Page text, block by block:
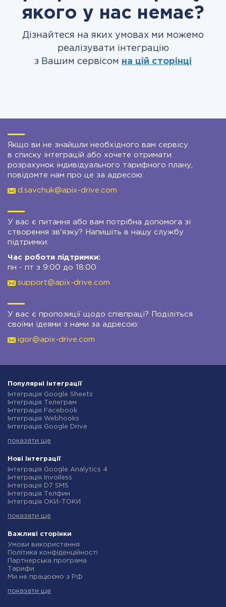
якого у нас немає?
Дізнайтеся на яких умовах ми можемо
реалізувати інтеграцію
з Вашим сервісом на цій сторінці
Якщо ви не знайшли необхідного вам сервісу
в списку інтеграцій або хочете отримати
розрахунок індивідуального тарифного плану,
повідомте нам про це за адресою:
d.savchuk@apix-drive.com
У вас є питання або вам потрібна допомога зі
створення зв'язку? Напишіть в нашу службу
підтримки:
Час роботи підтримки:
пн - пт з 9:00 до 18:00
support@apix-drive.com
У вас є пропозиції щодо співпраці? Поділіться
своїми ідеями з нами за адресою:
igor@apix-drive.com
Популярні інтеграції
Інтеграція Google Sheets
Інтеграція Телеграм
Інтеграція Facebook
Інтеграція Webhooks
Інтеграція Google Drive
Інтеграція Gmail
Інтеграція Rozetka
Інтеграція OpenAI (ChatGPT)
Інтеграція Binotel
Інтеграція Prom
Інтеграція Приват24
Інтеграція OLX
Інтеграція SendPulse
Інтеграція Stream Telecom
Інтеграція Google Analytics
Інтеграція Creatio
Інтеграція Ringostat
Інтеграція Google Calendar
Інтеграція Airtable
показати ще
Нові інтеграції
Інтеграція Google Analytics 4
Інтеграція Invoiless
Інтеграція D7 SMS
Інтеграція Телфин
Інтеграція ОКИ-ТОКИ
Інтеграція Microsoft Dynamics 365
Інтеграція TxtSync
Інтеграція Wire2Air
Інтеграція Corezoid
Інтеграція Infobip
Інтеграція Instasent
Інтеграція AtomPark
Інтеграція Campaign Monitor
показати ще
Важливі сторінки
Умови використання
Політика конфіденційності
Партнерська програма
Тарифи
Ми не працюємо з РФ
Індивідуальна розробка
показати ще